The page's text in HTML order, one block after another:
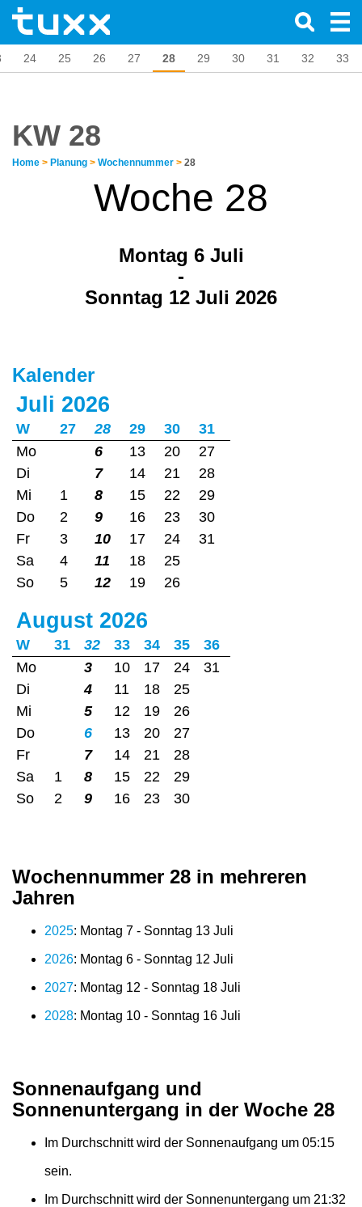
24 25 26 27 28 29 30 31 32 33
KW 28
Home > Planung > Wochennummer > 28
Woche 28
Montag 6 Juli
-
Sonntag 12 Juli 2026
Kalender
Juli 2026
W 27 28 29 30
31
Mo
6 13 20
27
Di
7 14 21
28
Mi
1 8 15 22
29
Do
2 9 16 23
30
Fr
3 10 17 24
31
Sa
4 11 18
25
So
5 12 19 26
August 2026
W 31 32 33 34 35
36
Mo
3 10 17 24
31
Di
4 11 18
25
Mi
5 12 19
26
Do
6 13 20
27
Fr
7 14 21
28
Sa
1 8 15 22
29
So
2 9 16 23 30
Wochennummer 28 in mehreren
Jahren
2025: Montag 7 - Sonntag 13 Juli
2026: Montag 6 - Sonntag 12 Juli
2027: Montag 12 - Sonntag 18 Juli
2028: Montag 10 - Sonntag 16 Juli
Sonnenaufgang und
Sonnenuntergang in der Woche 28
Im Durchschnitt wird der Sonnenaufgang um 05:15
sein.
Im Durchschnitt wird der Sonnenuntergang um 21:32